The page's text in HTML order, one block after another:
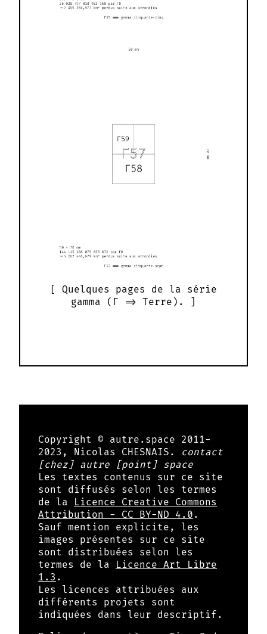
Quelques pages de la série
gamma (Γ => Terre).
Copyright © autre.space 2011-
2023, Nicolas CHESNAIS.
contact
[chez] autre [point] space
Les textes contenus sur ce site
sont diffusés selon les termes
de la
Licence Creative Commons
Attribution - CC BY-ND 4.0 .
Sauf mention explicite, les
images présentes sur ce site
sont distribuées selon les
termes de la
Licence Art Libre
1.3 .
Les licences attribuées aux
différents projets sont
indiquées dans leur descriptif.